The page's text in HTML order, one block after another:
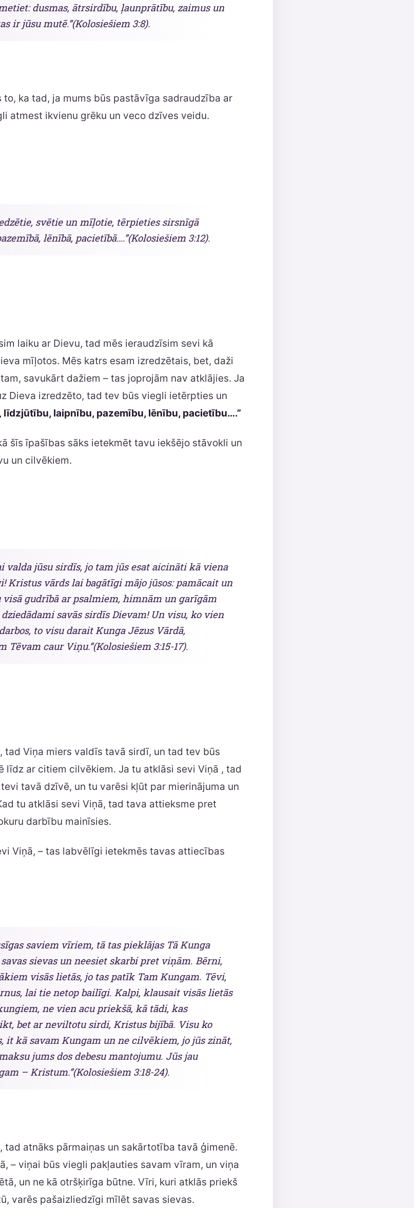
dusmas, ātrsirdību, ļaunprātību, zaimus un
ir jūsu mutē.”(Kolosiešiem 3:8).
to, ka tad, ja mums būs pastāvīga sadraudzība ar
atmest ikvienu grēku un veco dzīves veidu.
svētie un mīļotie, tērpieties sirsnīgā
lēnībā, pacietībā….”(Kolosiešiem 3:12).
laiku ar Dievu, tad mēs ieraudzīsim sevi kā
mīļotos. Mēs katrs esam izredzētais, bet, daži
savukārt dažiem – tas joprojām nav atklājies. Ja
Dieva izredzēto, tad tev būs viegli ietērpties un
līdzjūtību, laipnību, pazemību, lēnību, pacietību….”
šīs īpašības sāks ietekmēt tavu iekšējo stāvokli un
un cilvēkiem.
valda jūsu sirdīs, jo tam jūs esat aicināti kā viena
Kristus vārds lai bagātīgi mājo jūsos: pamācait un
gudrībā ar psalmiem, himnām un garīgām
savās sirdīs Dievam! Un visu, ko vien
to visu darait Kunga Jēzus Vārdā,
Tēvam caur Viņu.”(Kolosiešiem 3:15-17).
tad Viņa miers valdīs tavā sirdī, un tad tev būs
līdz ar citiem cilvēkiem. Ja tu atklāsi sevi Viņā , tad
tavā dzīvē, un tu varēsi kļūt par mierinājuma un
tu atklāsi sevi Viņā, tad tava attieksme pret
darbību mainīsies.
Viņā, – tas labvēlīgi ietekmēs tavas attiecības
saviem vīriem, tā tas pieklājas Tā Kunga
sievas un neesiet skarbi pret viņām. Bērni,
visās lietās, jo tas patīk Tam Kungam. Tēvi,
lai tie netop bailīgi. Kalpi, klausait visās lietās
ne vien acu priekšā, kā tādi, kas
bet ar neviltotu sirdi, Kristus bijībā. Visu ko
it kā savam Kungam un ne cilvēkiem, jo jūs zināt,
jums dos debesu mantojumu. Jūs jau
– Kristum.”(Kolosiešiem 3:18-24).
tad atnāks pārmaiņas un sakārtotība tavā ģimenē.
– viņai būs viegli pakļauties savam vīram, un viņa
un ne kā otršķirīga būtne. Vīri, kuri atklās priekš
varēs pašaizliedzīgi mīlēt savas sievas.